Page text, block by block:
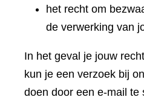
het recht om
de verwerking van
In het geval je jouw
kun je een verzoek bij
doen door een e-mail te